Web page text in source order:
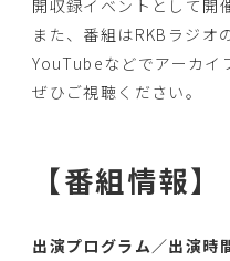
開収録イベントとして開
また、番組はRKBラジオ
YouTubeなどでアーカイ
ぜひご視聴ください。
【番組情報】
出演プログラム／出演時